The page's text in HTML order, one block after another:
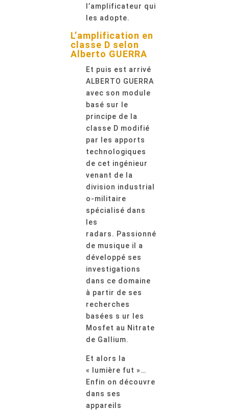
l’amplificateur qui
les adopte.
L’amplification en
classe D selon
Alberto GUERRA
Et puis est arrivé
ALBERTO GUERRA
avec son module
basé sur le
principe de la
classe D modifié
par les apports
technologiques
de cet ingénieur
venant de la
division industrial
o-militaire
spécialisé dans
les
radars. Passionné
de musique il a
développé ses
investigations
dans ce domaine
à partir de ses
recherches
basées s ur les
Mosfet au Nitrate
de Gallium.
Et alors la
« lumière fut »…
Enfin on découvre
dans ses
appareils